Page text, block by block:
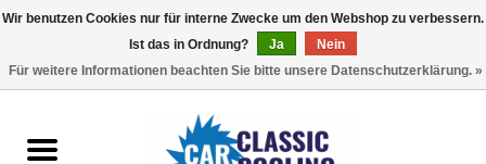
Wir benutzen Cookies nur für interne Zwecke um den Webshop zu verbessern.
Ist das in Ordnung?
Ja
Nein
Für weitere Informationen beachten Sie bitte unsere Datenschutzerklärung. »